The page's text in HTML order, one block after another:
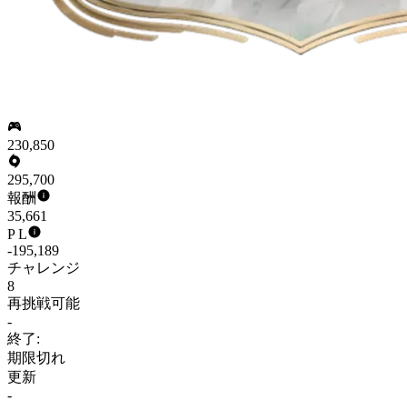
230,850
295,700
報酬
35,661
P L
-195,189
チャレンジ
8
再挑戦可能
-
終了:
期限切れ
更新
-